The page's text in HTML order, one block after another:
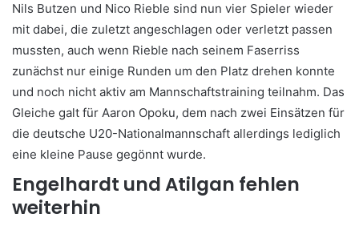
Nils Butzen und Nico Rieble sind nun vier Spieler wieder
mit dabei, die zuletzt angeschlagen oder verletzt passen
mussten, auch wenn Rieble nach seinem Faserriss
zunächst nur einige Runden um den Platz drehen konnte
und noch nicht aktiv am Mannschaftstraining teilnahm. Das
Gleiche galt für Aaron Opoku, dem nach zwei Einsätzen für
die deutsche U20-Nationalmannschaft allerdings lediglich
eine kleine Pause gegönnt wurde.
Engelhardt und Atilgan fehlen
weiterhin